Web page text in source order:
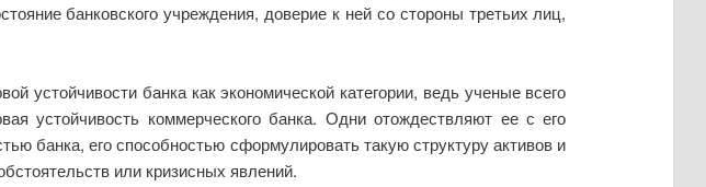
банковского учреждения, доверие к ней со стороны третьих лиц,
устойчивости банка как экономической категории, ведь ученые всего
устойчивость коммерческого банка. Одни отождествляют ее с его
банка, его способностью сформулировать такую структуру активов и
или кризисных явлений.